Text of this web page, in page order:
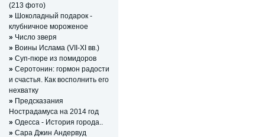
(213 фото)
» Шоколадный подарок -
клубничное мороженое
» Число зверя
» Воины Ислама (VII-XI вв.)
» Суп-пюре из помидоров
» Серотонин: гормон радости
и счастья. Как восполнить его
нехватку
» Предсказания
Нострадамуса на 2014 год
» Одесса - История города..
» Сара Джин Андервуд